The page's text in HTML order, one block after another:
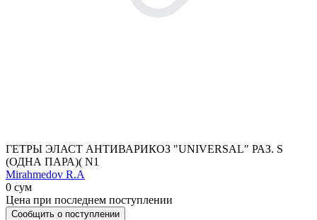
ГЕТРЫ ЭЛАСТ АНТИВАРИКОЗ "UNIVERSAL" РАЗ. S
(ОДНА ПАРА)( N1
Mirahmedov R.A
0 сум
Цена при последнем поступлении
Сообщить о поступлении